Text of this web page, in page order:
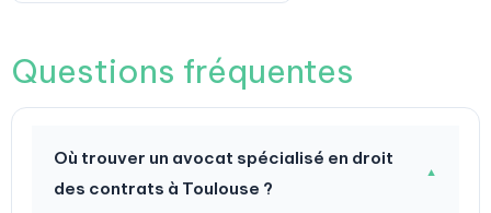
Questions fréquentes
Où trouver un avocat spécialisé en droit
des contrats à Toulouse ?
▼